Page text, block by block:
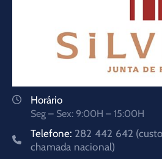
Horário
Seg – Sex: 9:00H – 15:00H
Telefone: 282 442 642
chamada nacional)